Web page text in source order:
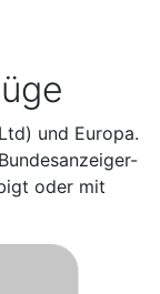
und Europa.
oder mit